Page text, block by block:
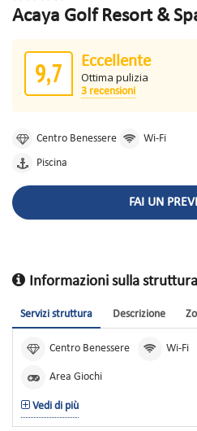
Acaya Golf Resort &
9,7 Eccellente
Ottima pulizia
3 recensioni
Centro Benessere
Wi-Fi
Piscina
FAI UN
Informazioni sulla struttura
Servizi struttura Descrizione
Centro Benessere Wi-Fi
Area Giochi
Vedi di più